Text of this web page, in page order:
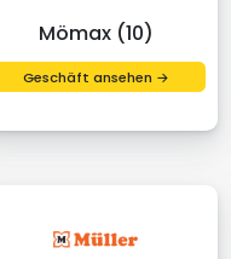
Mömax (10)
Geschäft ansehen →